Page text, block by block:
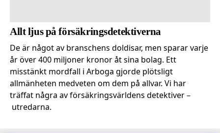
Allt ljus på försäkringsdetektiverna
De är något av branschens doldisar, men sparar varje
år över 400 miljoner kronor åt sina bolag. Ett
misstänkt mordfall i Arboga gjorde plötsligt
allmänheten medveten om dem på allvar. Vi har
träffat några av försäkringsvärldens detektiver –
utredarna.